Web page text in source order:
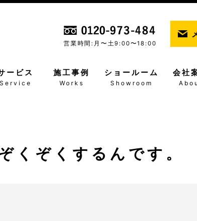
営業時間:月〜土9:00〜18:00
ービス
Service
施工事例
Works
ショールーム
Showroom
会社
くぞくするんです。